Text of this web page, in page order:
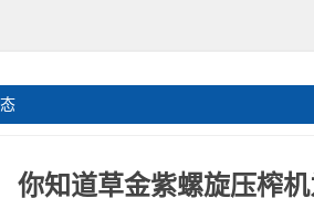
你知道草金紫螺旋压榨